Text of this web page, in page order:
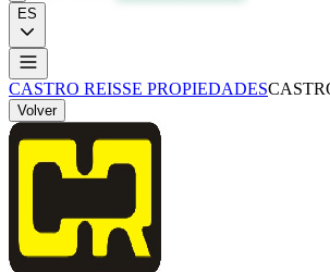
ES
CASTRO REISSE PROPIEDADES
Volver